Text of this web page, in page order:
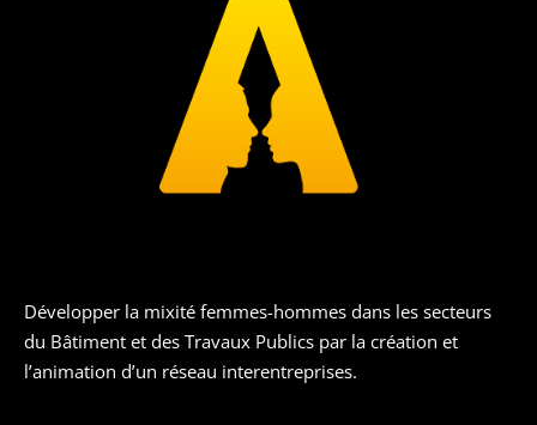
Développer la mixité femmes-hommes dans les secteurs
du Bâtiment et des Travaux Publics par la création et
l’animation d’un réseau interentreprises.